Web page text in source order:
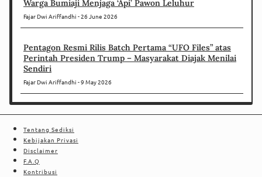
Warga Bumiaji Menjaga ‘Api’ Pawon Leluhur
Fajar Dwi Ariffandhi 26 June 2026
Pentagon Resmi Rilis Batch Pertama “UFO Files” atas
Perintah Presiden Trump – Masyarakat Diajak Menilai
Sendiri
Fajar Dwi Ariffandhi 9 May 2026
Tentang Sediksi
Kebijakan Privasi
Disclaimer
F.A.Q
Kontribusi